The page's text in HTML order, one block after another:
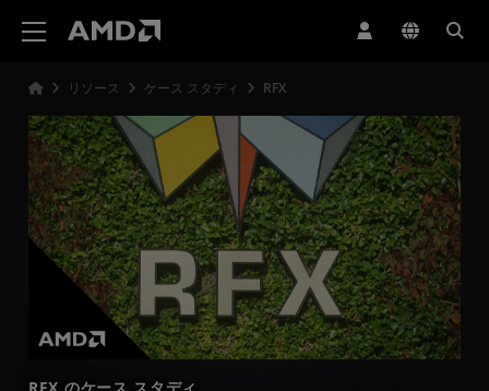
リソース ケース スタディ RFX